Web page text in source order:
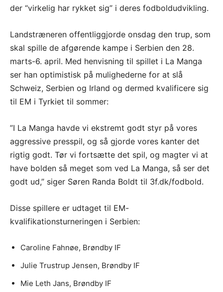
der “virkelig har rykket sig” i deres fodboldudvikling.
Landstræneren offentliggjorde onsdag den trup, som
skal spille de afgørende kampe i Serbien den 28.
marts-6. april. Med henvisning til spillet i La Manga
ser han optimistisk på mulighederne for at slå
Schweiz, Serbien og Irland og dermed kvalificere sig
til EM i Tyrkiet til sommer:
”I La Manga havde vi ekstremt godt styr på vores
aggressive presspil, og så gjorde vores kanter det
rigtig godt. Tør vi fortsætte det spil, og magter vi at
have bolden så meget som ved La Manga, så ser det
godt ud,” siger Søren Randa Boldt til 3f.dk/fodbold.
Disse spillere er udtaget til EM-
kvalifikationsturneringen i Serbien:
Caroline Fahnøe, Brøndby IF
Julie Trustrup Jensen, Brøndby IF
Mie Leth Jans, Brøndby IF